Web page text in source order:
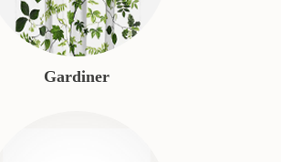
Gardiner